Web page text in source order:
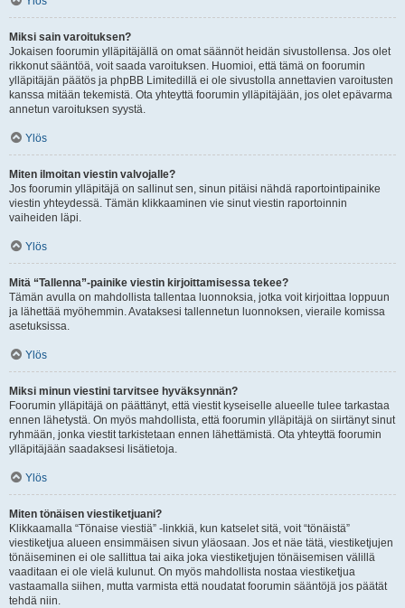
Miksi sain varoituksen?
Jokaisen foorumin ylläpitäjällä on omat säännöt heidän sivustollensa. Jos olet
rikkonut sääntöä, voit saada varoituksen. Huomioi, että tämä on foorumin
ylläpitäjän päätös ja phpBB Limitedillä ei ole sivustolla annettavien varoitusten
kanssa mitään tekemistä. Ota yhteyttä foorumin ylläpitäjään, jos olet epävarma
annetun varoituksen syystä.
Ylös
Miten ilmoitan viestin valvojalle?
Jos foorumin ylläpitäjä on sallinut sen, sinun pitäisi nähdä raportointipainike
viestin yhteydessä. Tämän klikkaaminen vie sinut viestin raportoinnin
vaiheiden läpi.
Ylös
Mitä “Tallenna”-painike viestin kirjoittamisessa tekee?
Tämän avulla on mahdollista tallentaa luonnoksia, jotka voit kirjoittaa loppuun
ja lähettää myöhemmin. Avataksesi tallennetun luonnoksen, vieraile komissa
asetuksissa.
Ylös
Miksi minun viestini tarvitsee hyväksynnän?
Foorumin ylläpitäjä on päättänyt, että viestit kyseiselle alueelle tulee tarkastaa
ennen lähetystä. On myös mahdollista, että foorumin ylläpitäjä on siirtänyt sinut
ryhmään, jonka viestit tarkistetaan ennen lähettämistä. Ota yhteyttä foorumin
ylläpitäjään saadaksesi lisätietoja.
Ylös
Miten tönäisen viestiketjuani?
Klikkaamalla “Tönaise viestiä” -linkkiä, kun katselet sitä, voit “tönäistä”
viestiketjua alueen ensimmäisen sivun yläosaan. Jos et näe tätä, viestiketjujen
tönäiseminen ei ole sallittua tai aika joka viestiketjujen tönäisemisen välillä
vaaditaan ei ole vielä kulunut. On myös mahdollista nostaa viestiketjua
vastaamalla siihen, mutta varmista että noudatat foorumin sääntöjä jos päätät
tehdä niin.